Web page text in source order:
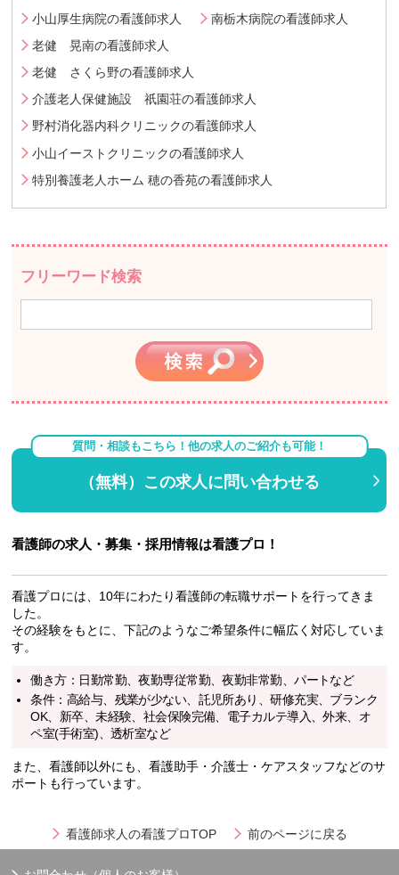
小山厚生病院の看護師求人
南栃木病院の看護師求人
老健 晃南の看護師求人
老健 さくら野の看護師求人
介護老人保健施設 祇園荘の看護師求人
野村消化器内科クリニックの看護師求人
小山イーストクリニックの看護師求人
特別養護老人ホーム 穂の香苑の看護師求人
フリーワード検索
質問・相談もこちら！他の求人のご紹介も可能！
（無料）この求人に問い合わせる
看護師の求人・募集・採用情報は看護プロ！
看護プロには、10年にわたり看護師の転職サポートを行ってきま
した。
その経験をもとに、下記のようなご希望条件に幅広く対応していま
す。
働き方：日勤常勤、夜勤専従常勤、夜勤非常勤、パートなど
条件：高給与、残業が少ない、託児所あり、研修充実、ブランク
OK、新卒、未経験、社会保険完備、電子カルテ導入、外来、オ
ペ室(手術室)、透析室など
また、看護師以外にも、看護助手・介護士・ケアスタッフなどのサ
ポートも行っています。
看護師求人の看護プロTOP 前のページに戻る